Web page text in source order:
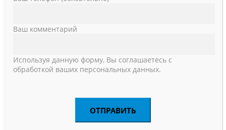
Ваш комментарий
Используя данную форму, Вы соглашаетесь с
обработкой ваших персональных данных.